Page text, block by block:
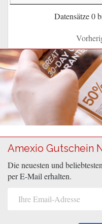
Datensätze 0
Amexio Gutschein
Die neuesten und
per E-Mail erhalten.